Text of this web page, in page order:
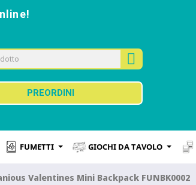
PREORDINI
FUMETTI GIOCHI DA TAVOLO
Valentines Mini Backpack FUNBK0002